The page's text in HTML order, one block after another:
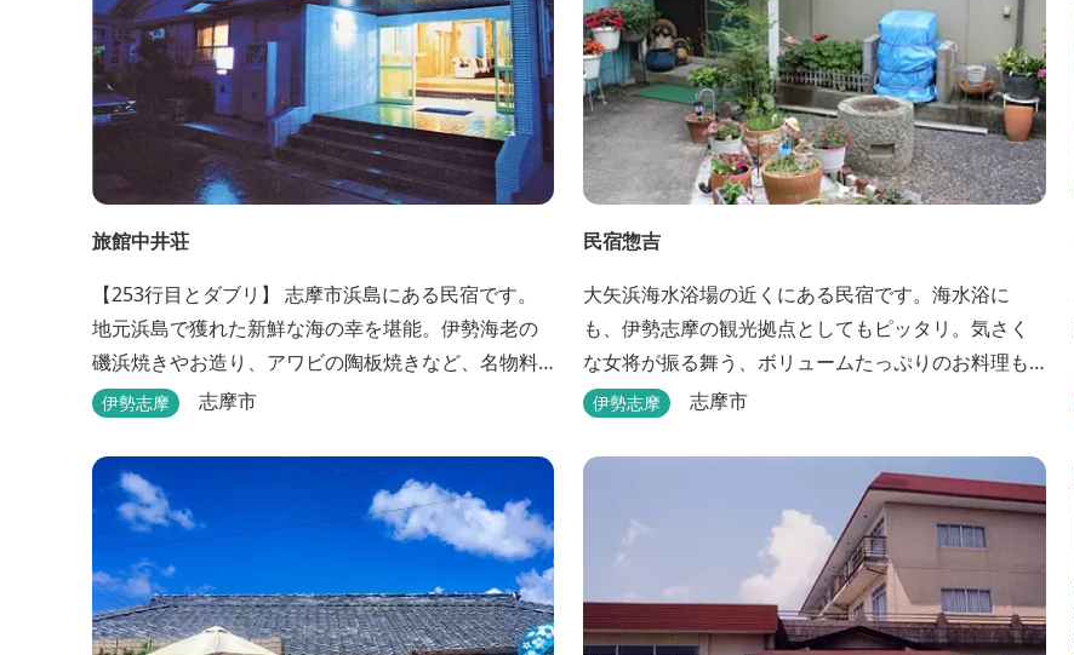
旅館中井荘
【253行目とダブリ】 志摩市浜島にある民宿です。
地元浜島で獲れた新鮮な海の幸を堪能。伊勢海老の
磯浜焼きやお造り、アワビの陶板焼きなど、名物料
理を味わうことができます。
伊勢志摩 志摩市
民宿惣吉
大矢浜海水浴場の近くにある民宿です。海水浴に
も、伊勢志摩の観光拠点としてもピッタリ。気さく
な女将が振る舞う、ボリュームたっぷりのお料理も
楽しめます。
伊勢志摩 志摩市